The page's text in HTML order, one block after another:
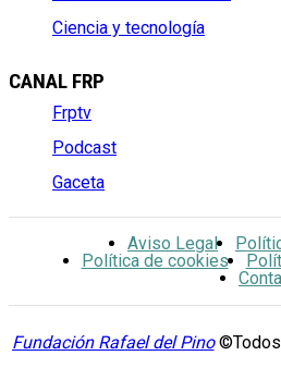
Ciencia y tecnología
CANAL FRP
Frptv
Podcast
Gaceta
Aviso Legal
Política de cookies
Fundación Rafael del Pino©Todos